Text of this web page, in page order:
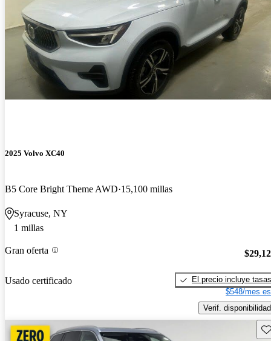
2025 Volvo XC40
B5 Core Bright Theme AWD 15,100 millas
Syracuse, NY
1 millas
Gran oferta
Usado certificado
El precio incluye tasas
$548/mes
Verif. disponibilidad